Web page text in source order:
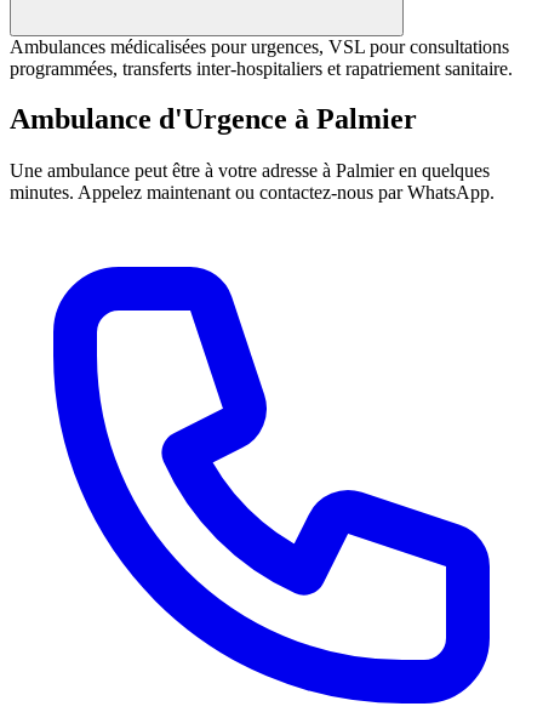
Ambulances médicalisées pour urgences, VSL pour consultations
programmées, transferts inter-hospitaliers et rapatriement sanitaire.
Ambulance d'Urgence à Palmier
Une ambulance peut être à votre adresse à Palmieren quelques
minutes. Appelez maintenant ou contactez-nous par WhatsApp.